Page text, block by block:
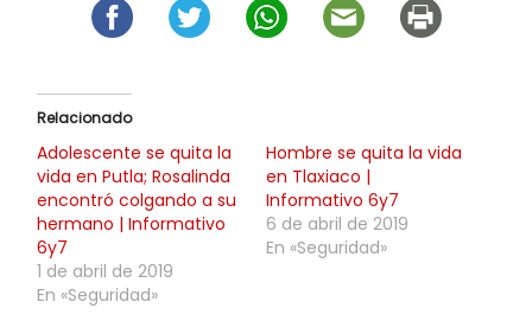
Relacionado
Adolescente se quita la
vida en Putla; Rosalinda
encontró colgando a su
hermano | Informativo
6y7
1 de abril de 2019
En «Seguridad»
Hombre se quita la vida
en Tlaxiaco |
Informativo 6y7
6 de abril de 2019
En «Seguridad»